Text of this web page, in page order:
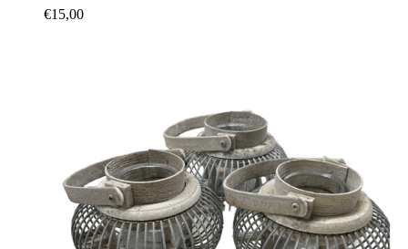
€15,00